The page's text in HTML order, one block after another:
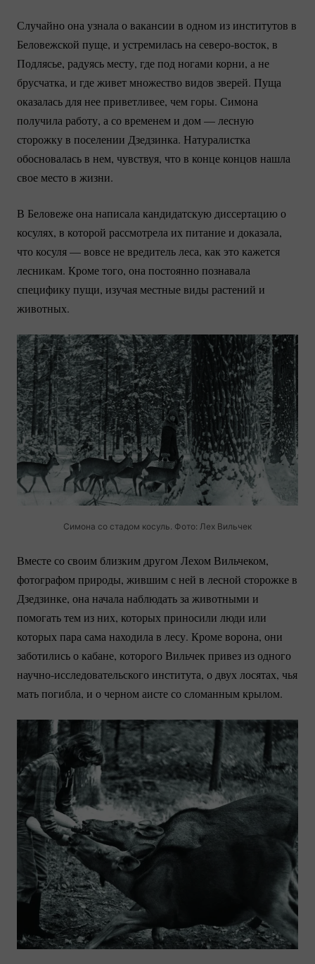
Случайно она узнала о вакансии в одном из институтов в
Беловежской пуще, и устремилась на северо-восток, в
Подлясье, радуясь месту, где под ногами корни, а не
брусчатка, и где живет множество видов зверей. Пуща
оказалась для нее приветливее, чем горы. Симона
получила работу, а со временем и дом — лесную
сторожку в поселении Дзедзинка. Натуралистка
обосновалась в нем, чувствуя, что в конце концов нашла
свое место в жизни.
В Беловеже она написала кандидатскую диссертацию о
косулях, в которой рассмотрела их питание и доказала,
что косуля — вовсе не вредитель леса, как это кажется
лесникам. Кроме того, она постоянно познавала
специфику пущи, изучая местные виды растений и
животных.
Симона со стадом косуль. Фото: Лех Вильчек
Вместе со своим близким другом Лехом Вильчеком,
фотографом природы, жившим с ней в лесной сторожке в
Дзедзинке, она начала наблюдать за животными и
помогать тем из них, которых приносили люди или
которых пара сама находила в лесу. Кроме ворона, они
заботились о кабане, которого Вильчек привез из одного
научно-исследовательскогоинститута, о двух лосятах, чья
мать погибла, и о черном аисте со сломанным крылом.